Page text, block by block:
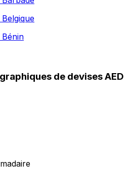
Belgique
Bénin
de devises AED